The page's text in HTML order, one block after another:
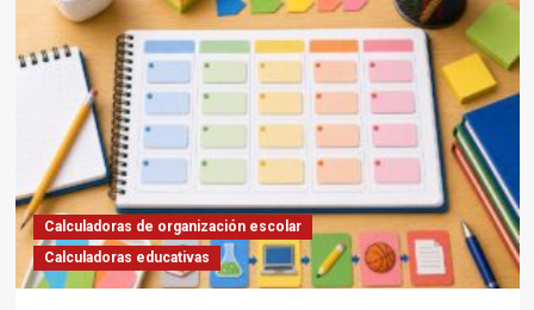
Calculadoras de organización escolar
Calculadoras educativas